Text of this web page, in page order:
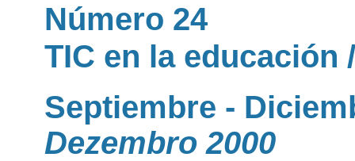
Número 24
TIC en la educación
Septiembre -
Dezembro 2000